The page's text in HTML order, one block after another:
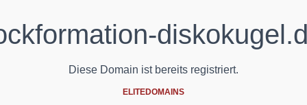
Diese Domain ist bereits registriert.
ELITEDOMAINS